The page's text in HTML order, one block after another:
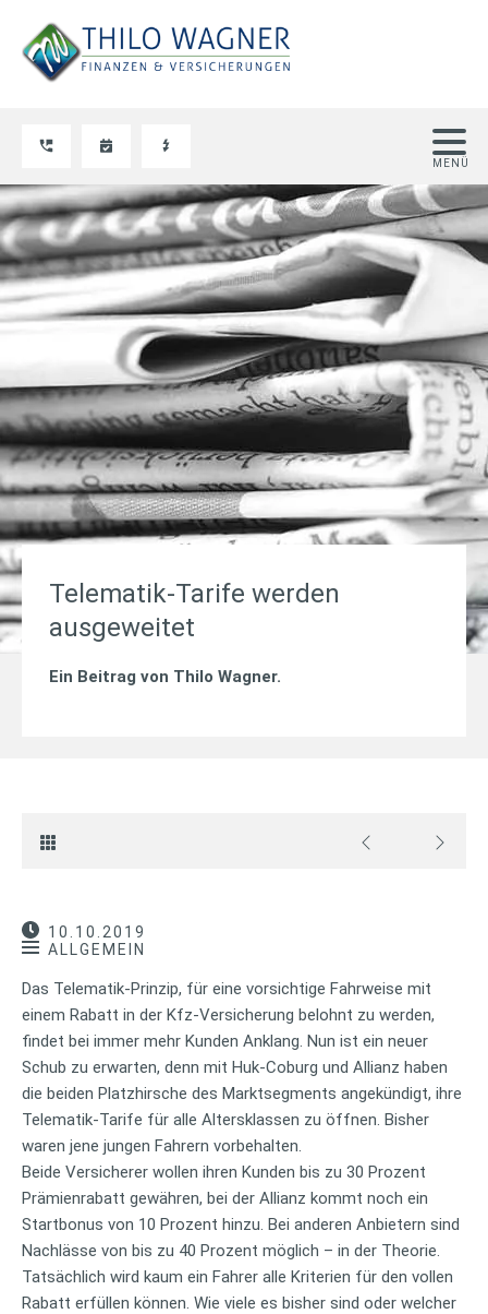
Telematik-Tarife werden
ausgeweitet
Ein Beitrag von Thilo Wagner.
10.10.2019
ALLGEMEIN
Das Telematik-Prinzip, für eine vorsichtige Fahrweise mit
einem Rabatt in der Kfz-Versicherung belohnt zu werden,
findet bei immer mehr Kunden Anklang. Nun ist ein neuer
Schub zu erwarten, denn mit Huk-Coburg und Allianz haben
die beiden Platzhirsche des Marktsegments angekündigt, ihre
Telematik-Tarife für alle Altersklassen zu öffnen. Bisher
waren jene jungen Fahrern vorbehalten.
Beide Versicherer wollen ihren Kunden bis zu 30 Prozent
Prämienrabatt gewähren, bei der Allianz kommt noch ein
Startbonus von 10 Prozent hinzu. Bei anderen Anbietern sind
Nachlässe von bis zu 40 Prozent möglich – in der Theorie.
Tatsächlich wird kaum ein Fahrer alle Kriterien für den vollen
Rabatt erfüllen können. Wie viele es bisher sind oder welcher